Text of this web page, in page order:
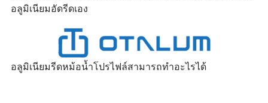
อลูมิเนียมอัดรีดเอง
อลูมิเนียมรีดหม้อน้ำโปรไฟล์สามารถทำอะไรได้